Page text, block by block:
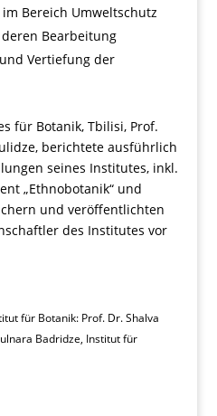
Bereich Umweltschutz
Bearbeitung
Vertiefung der
für Botanik, Tbilisi, Prof.
berichtete ausführlich
seines Institutes, inkl.
„Ethnobotanik“ und
und veröffentlichten
des Institutes vor
für Botanik: Prof. Dr. Shalva
Badridze, Institut für